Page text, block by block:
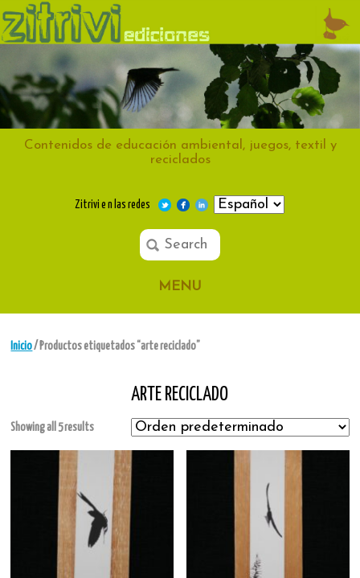
Contenidos de educación ambiental, juegos, textil y
reciclados
Zitrivi e n las redes
MENU
Inicio/ Productos etiquetados “arte reciclado”
ARTE RECICLADO
Showing all 5 results